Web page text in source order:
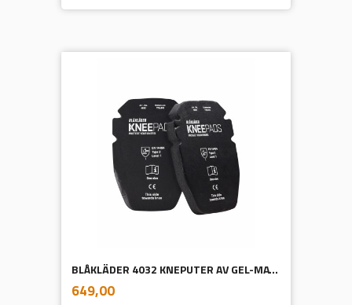
BLÅKLÄDER 4032 KNEPUTER AV GEL-MATERIALE 25 MM
Pris
649,00mva.